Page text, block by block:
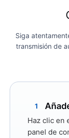
Siga
transmisión de
1
Haz clic en
panel de